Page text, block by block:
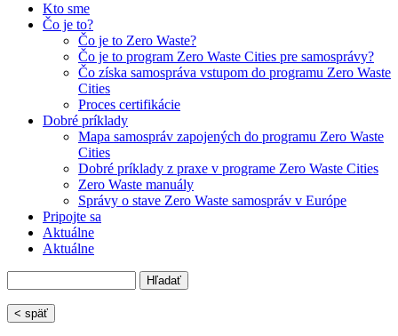
Kto sme
Čo je to?
Čo je to Zero Waste?
Čo je to program Zero Waste Cities pre samosprávy?
Čo získa samospráva vstupom do programu Zero Waste
Cities
Proces certifikácie
Dobré príklady
Mapa samospráv zapojených do programu Zero Waste
Cities
Dobré príklady z praxe v programe Zero Waste Cities
Zero Waste manuály
Správy o stave Zero Waste samospráv v Európe
Pripojte sa
Aktuálne
Aktuálne
Vyhľadávanie
< späť